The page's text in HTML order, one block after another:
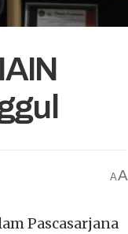
AA
Pascasarjana